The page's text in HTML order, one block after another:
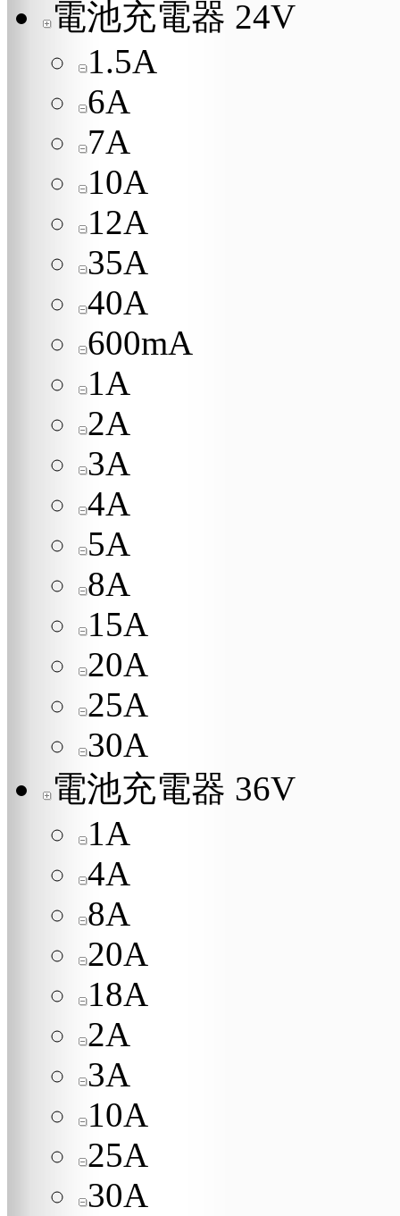
電池充電器 24V
1.5A
6A
7A
10A
12A
35A
40A
600mA
1A
2A
3A
4A
5A
8A
15A
20A
25A
30A
電池充電器 36V
1A
4A
8A
20A
18A
2A
3A
10A
25A
30A